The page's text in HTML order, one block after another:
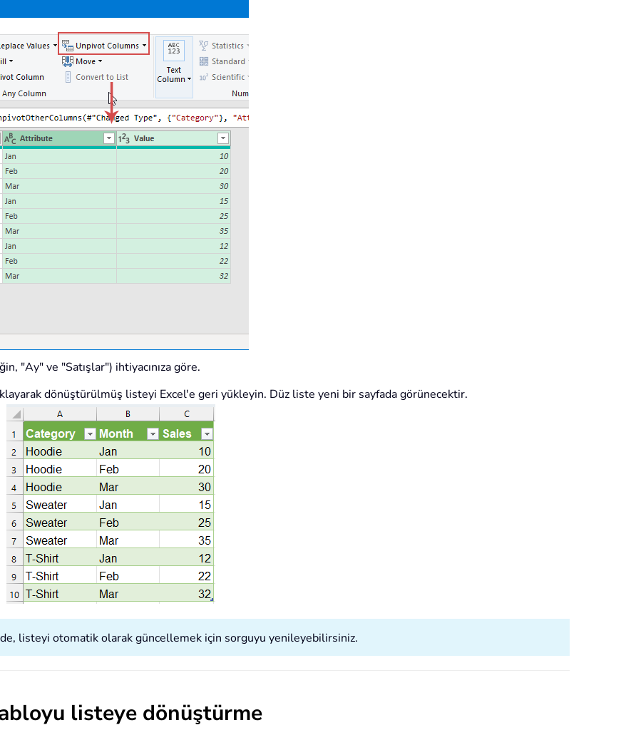
"Ay" ve "Satışlar") ihtiyacınıza göre.
dönüştürülmüş listeyi Excel'e geri yükleyin. Düz liste yeni bir sayfada görünecektir.
listeyi otomatik olarak güncellemek için sorguyu yenileyebilirsiniz.
listeye dönüştürme